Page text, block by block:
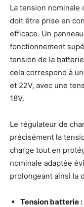
La tension nominale
doit être prise en
efficace. Un
fonctionnement
tension de la
cela correspond à
et 22V, avec une
18V.
Le régulateur de
précisément la
charge tout en
nominale adaptée
prolongeant ainsi la
Tension batterie :